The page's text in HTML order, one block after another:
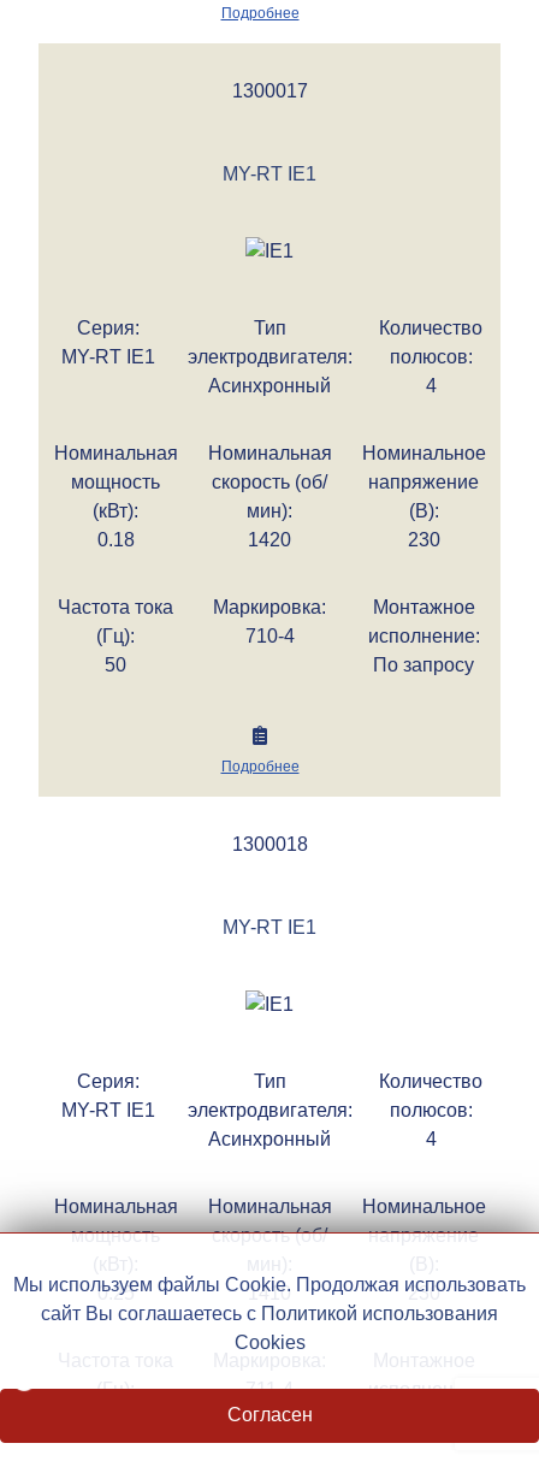
Подробнее
1300017
MY-RT IE1
Серия:
MY-RT IE1
Тип
электродвигателя:
Асинхронный
Количество
полюсов:
4
Номинальная
мощность
(кВт):
0.18
Номинальная
скорость (об/
мин):
1420
Номинальное
напряжение
(В):
230
Частота тока
(Гц):
50
Маркировка:
710-4
Монтажное
исполнение:
По запросу
Подробнее
1300018
MY-RT IE1
Серия:
MY-RT IE1
Тип
электродвигателя:
Асинхронный
Количество
полюсов:
4
Номинальная
мощность
0.25
Номинальная
скорость (об/
1410
Номинальное
напряжение
230
(Гц):
711-4
исполнение:
Мы используем файлы Cookie. Продолжая использовать
сайт Вы соглашаетесь с Политикой использования
Cookies
Согласен